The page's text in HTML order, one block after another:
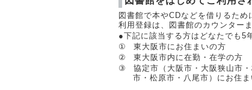
図書館で本やCDなどを借りるため
利用登録は、図書館のカウンター
●下記に該当する方はどなたでも5
①
東大阪市にお住まいの方
②
東大阪市内に在勤・在学の方
③
協定市（大阪市・大阪狭山市・
市・松原市・ 八尾市 ）にお住